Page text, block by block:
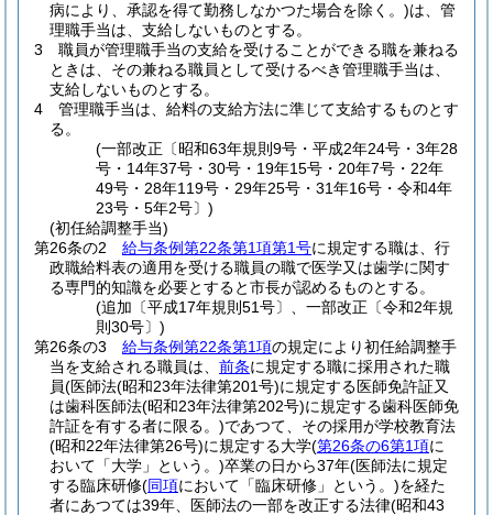
病により、承認を得て勤務しなかつた場合を除く。)は、管
理職手当は、支給しないものとする。
3
職員が管理職手当の支給を受けることができる職を兼ねる
ときは、その兼ねる職員として受けるべき管理職手当は、
支給しないものとする。
4
管理職手当は、給料の支給方法に準じて支給するものとす
る。
(一部改正〔昭和63年規則9号・平成2年24号・3年28
号・14年37号・30号・19年15号・20年7号・22年
49号・28年119号・29年25号・31年16号・令和4年
23号・5年2号〕)
(初任給調整手当)
第26条の2
給与条例第22条第1項第1号に規定する職は、行
政職給料表の適用を受ける職員の職で医学又は歯学に関す
る専門的知識を必要とすると市長が認めるものとする。
(追加〔平成17年規則51号〕、一部改正〔令和2年規
則30号〕)
第26条の3
給与条例第22条第1項の規定により初任給調整手
当を支給される職員は、 前条に規定する職に採用された職
員(医師法(昭和23年法律第201号)に規定する医師免許証又
は歯科医師法(昭和23年法律第202号)に規定する歯科医師免
許証を有する者に限る。)であつて、その採用が学校教育法
(昭和22年法律第26号)に規定する大学(第26条の6第1項に
おいて「大学」という。)卒業の日から37年(医師法に規定
する臨床研修(同項において「臨床研修」という。)を経た
者にあつては39年、医師法の一部を改正する法律(昭和43